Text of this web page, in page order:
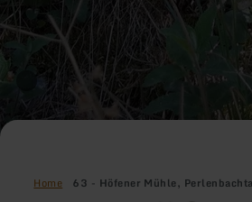
Home 63 - Höfener Mühle,